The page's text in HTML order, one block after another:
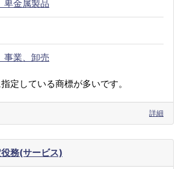
卑金属製品
事業、卸売
定している商標が多いです。
詳細
務(サービス)